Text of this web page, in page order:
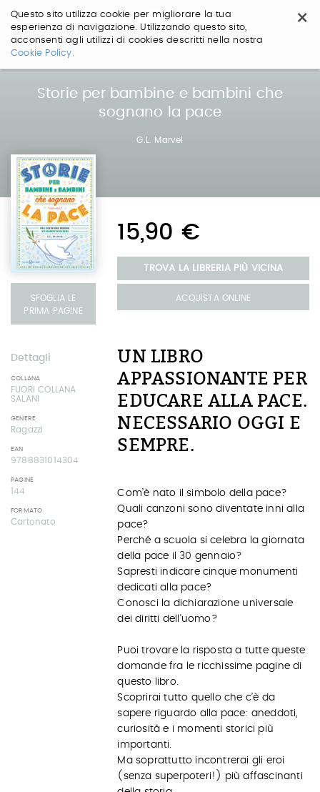
×
Questo sito utilizza cookie per migliorare la tua
esperienza di navigazione. Utilizzando questo sito,
acconsenti agli utilizzi di cookies descritti nella nostra
Cookie Policy.
Salta
Storie per bambine e bambini che
sognano la pace
G.L. Marvel
SFOGLIA LE
PRIMA PAGINE
Dettagli
COLLANA
FUORI COLLANA
SALANI
GENERE
Ragazzi
EAN
9788831014304
PAGINE
144
FORMATO
Cartonato
15,90 €
TROVA LA LIBRERIA PIÙ VICINA
ACQUISTA ONLINE
UN LIBRO
APPASSIONANTE PER
EDUCARE ALLA PACE.
NECESSARIO OGGI E
SEMPRE.
Com’è nato il simbolo della pace?
Quali canzoni sono diventate inni alla
pace?
Perché a scuola si celebra la giornata
della pace il 30 gennaio?
Sapresti indicare cinque monumenti
dedicati alla pace?
Conosci la dichiarazione universale
dei diritti dell'uomo?
Puoi trovare la risposta a tutte queste
domande fra le ricchissime pagine di
questo libro.
Scoprirai tutto quello che c’è da
sapere riguardo alla pace: aneddoti,
curiosità e i momenti storici più
importanti.
Ma soprattutto incontrerai gli eroi
(senza superpoteri!) più affascinanti